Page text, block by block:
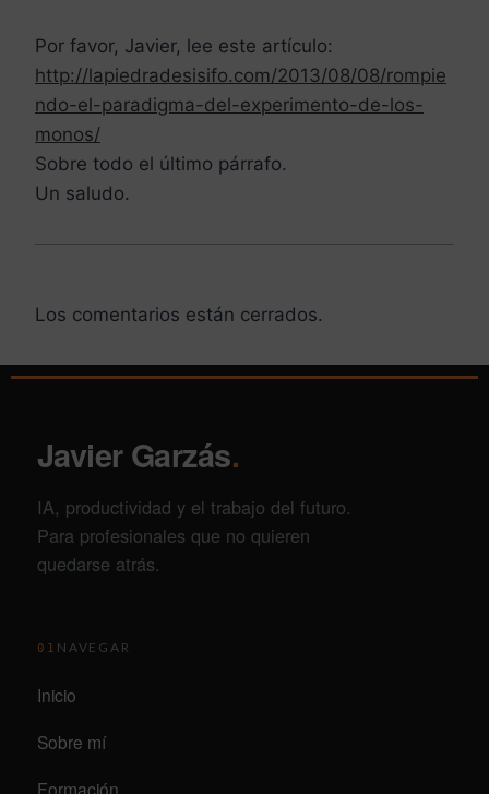
Por favor, Javier, lee este artículo:
http://lapiedradesisifo.com/2013/08/08/rompie
ndo-el-paradigma-del-experimento-de-los-
monos/
Sobre todo el último párrafo.
Un saludo.
Los comentarios están cerrados.
Javier Garzás.
IA, productividad y el trabajo del futuro.
Para profesionales que no quieren
quedarse atrás.
01 NAVEGAR
Inicio
Sobre mí
Formación